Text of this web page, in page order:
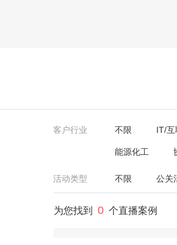
客户行业 不限 IT/互
能源化工
活动类型 不限 公关
为您找到 0 个直播案例